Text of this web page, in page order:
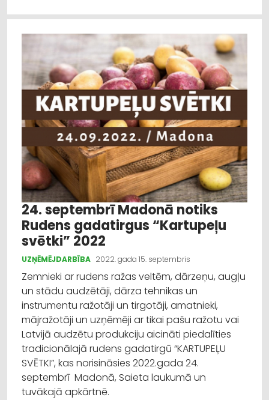
24. septembrī Madonā notiks
Rudens gadatirgus “Kartupeļu
svētki” 2022
UZŅĒMĒJDARBĪBA 2022. gada 15. septembris
Zemnieki ar rudens ražas veltēm, dārzeņu, augļu
un stādu audzētāji, dārza tehnikas un
instrumentu ražotāji un tirgotāji, amatnieki,
mājražotāji un uzņēmēji ar tikai pašu ražotu vai
Latvijā audzētu produkciju aicināti piedalīties
tradicionālajā rudens gadatirgū “KARTUPEĻU
SVĒTKI”, kas norisināsies 2022.gada 24.
septembrī Madonā, Saieta laukumā un
tuvākajā apkārtnē.